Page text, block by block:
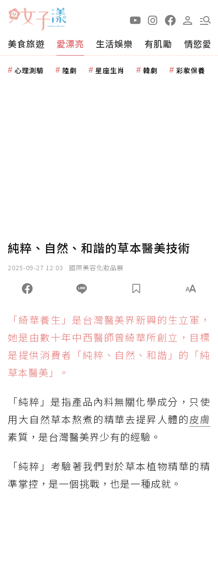
美食旅遊 愛漂亮 生活娛樂 有肌勵 情慾愛
心理測驗 陸劇 星座生肖 韓劇 彩妝保養
純粹、自然、和諧的草本醫美技術
2025-09-27 12:03 國際美容化妝品展
「綺華養生」是台灣醫美界新興的生立軍，
她是由數十年中西醫師曾綺華所創立，目標
是提供消費者「純粹、自然、和諧」的「純
草本醫美」。
「純粹」是指產品內料無關化學成分，只使
用大自然草本熬煮的精華去提昇人體的皮膚
素質，是台灣醫美界少有的經驗。
「純粹」考驗著我們對於草本植物精華的精
準掌控，是一個挑戰，也是一種成就。